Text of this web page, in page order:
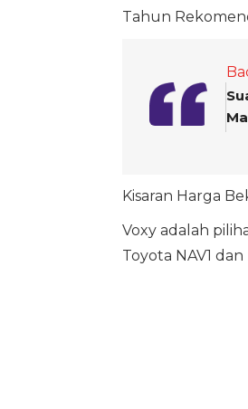
Tahun
Kisaran Harga
Voxy adalah
Toyota NAV1